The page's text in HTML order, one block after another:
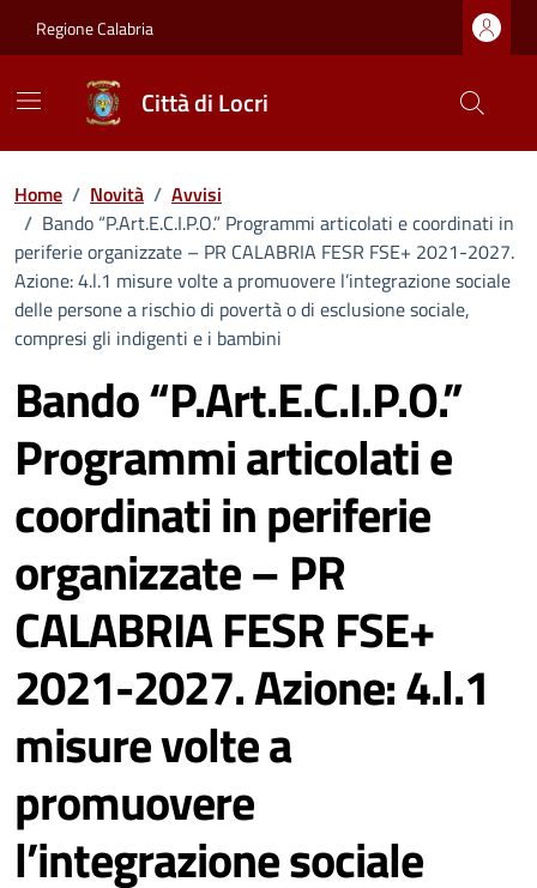
Regione Calabria
Città di Locri
Home / Novità / Avvisi
/ Bando “P.Art.E.C.I.P.O.” Programmi articolati e coordinati in
periferie organizzate – PR CALABRIA FESR FSE+ 2021-2027.
Azione: 4.l.1 misure volte a promuovere l’integrazione sociale
delle persone a rischio di povertà o di esclusione sociale,
compresi gli indigenti e i bambini
Bando “P.Art.E.C.I.P.O.”
Programmi articolati e
coordinati in periferie
organizzate – PR
CALABRIA FESR FSE+
2021-2027. Azione: 4.l.1
misure volte a
promuovere
l’integrazione sociale